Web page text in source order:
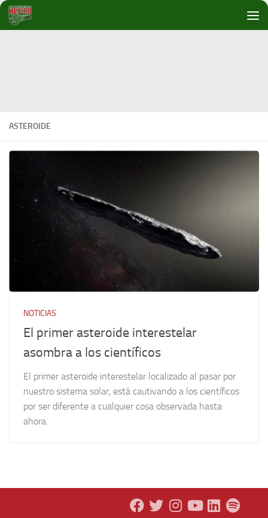
Debajo del contenido
ASTEROIDE
NOTICIAS
El primer asteroide interestelar
asombra a los científicos
El primer asteroide interestelar localizado al pasar por
nuestro sistema solar, está cautivando a los científicos
por ser diferente a cualquier cosa observada hasta
ahora.